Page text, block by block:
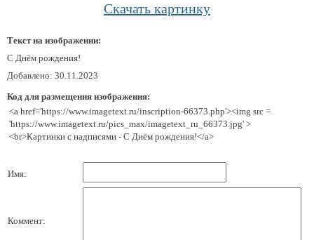
Скачать картинку
Текст на изображении:
С Днём рождения!
Добавлено: 30.11.2023
Код для размещения изображения:
<a href='https://www.imagetext.ru/inscription-66373.php'><img src =
'https://www.imagetext.ru/pics_max/imagetext_ru_66373.jpg' >
<br>Картинки с надписями - С Днём рождения!</a>
Имя:
Коммент: